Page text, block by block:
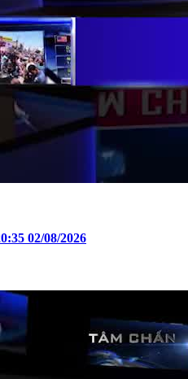
02/08/2026